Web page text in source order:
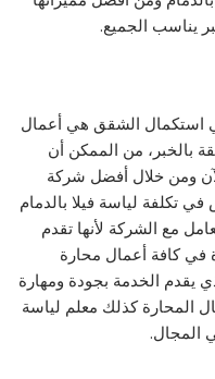
يناسب الجميع.
استكمال الشقق هي أعمال
بالخبر، من الممكن أن
ومن خلال أفضل شركة
تكلفة لياسة فيلا بالدمام
مع الشركة لأنها تقدم
في كافة أعمال محارة
يقدم الخدمة بجودة ومهارة
المحارة كذلك معلم لياسة
المجال.